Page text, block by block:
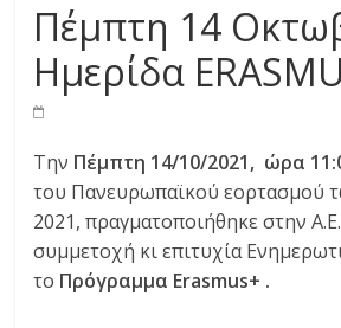
Πέμπτη 14
Ημερίδα
Την Πέμπτη 14/10/2021, ώρα
του Πανευρωπαϊκού εορτασμού
2021, πραγματοποιήθηκε στην
συμμετοχή κι επιτυχία
το Πρόγραμμα Erasmus+ .